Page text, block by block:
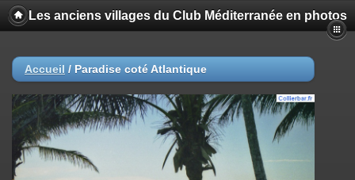
Les anciens villages du Club Méditerranée en photos
Accueil / Paradise coté Atlantique